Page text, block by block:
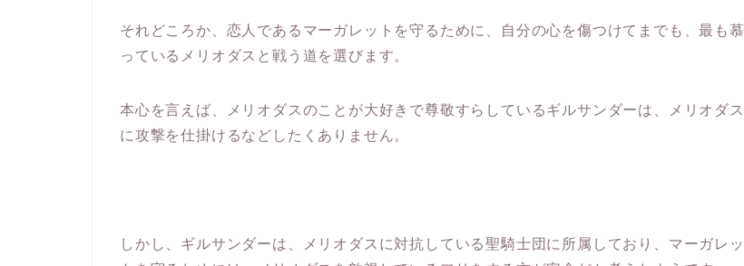
それどころか、恋人であるマーガレットを守るために、自分の心を傷つけてまでも、最も慕
っているメリオダスと戦う道を選びます。
本心を言えば、メリオダスのことが大好きで尊敬すらしているギルサンダーは、メリオダス
に攻撃を仕掛けるなどしたくありません。
しかし、ギルサンダーは、メリオダスに対抗している聖騎士団に所属しており、マーガレッ